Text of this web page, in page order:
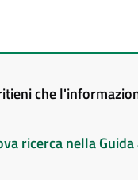
che
ricerca nella